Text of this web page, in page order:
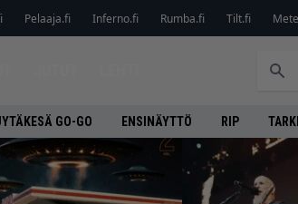
Pelaaja.fi Inferno.fi Rumba.fi Tilt.fi
GO-GO ENSINÄYTTÖ RIP